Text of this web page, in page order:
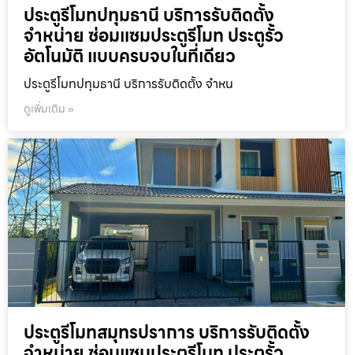
ประตูรีโมทปทุมธานี บริการรับติดตั้ง
จำหน่าย ซ่อมแซมประตูรีโมท ประตูรั้ว
อัตโนมัติ แบบครบจบในที่เดียว
ประตูรีโมทปทุมธานี บริการรับติดตั้ง จำหน
ดูเพิ่มเติม »
ประตูรีโมทสมุทรปราการ บริการรับติดตั้ง